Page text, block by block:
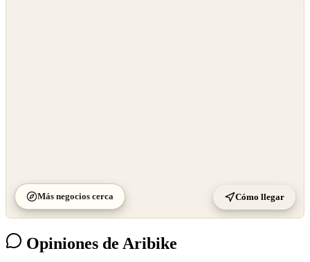
Más negocios cerca Cómo llegar
Opiniones de Aribike